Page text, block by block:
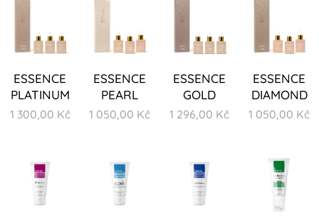
ESSENCE
PLATINUM
1 300,00 Kč
ESSENCE
PEARL
1 050,00 Kč
ESSENCE
GOLD
1 296,00 Kč
ESSENCE
DIAMOND
1 050,00 Kč